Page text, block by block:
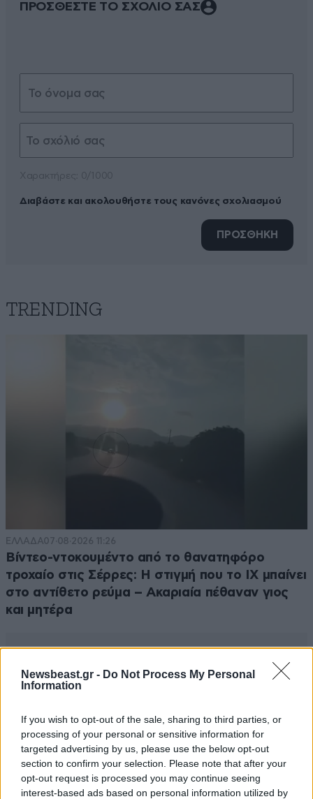
Newsbeast.gr - Do Not Process My Personal
Information
If you wish to opt-out of the sale, sharing to third parties, or
processing of your personal or sensitive information for
targeted advertising by us, please use the below opt-out
section to confirm your selection. Please note that after your
opt-out request is processed you may continue seeing
interest-based ads based on personal information utilized by
ΠΡΟΣΘΕΣΤΕ ΤΟ ΣΧΟΛΙΟ ΣΑΣ
Διαβάστε και ακολουθήστε τους κανόνες σχολιασμού
ΠΡΟΣΘΗΚΗ
TRENDING
ΕΛΛΑΔΑ07·08·2026 11:26
Βίντεο-ντοκουμέντο από το θανατηφόρο
τροχαίο στις Σέρρες: Η στιγμή που το ΙΧ μπαίνει
στο αντίθετο ρεύμα – Ακαριαία πέθαναν γιος
και μητέρα